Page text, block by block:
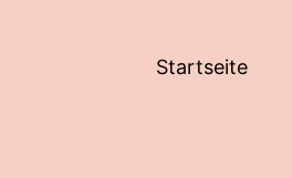
Startseite